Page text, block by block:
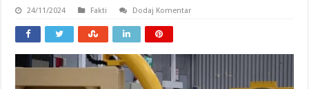
24/11/2024 Fakti Dodaj Komentar